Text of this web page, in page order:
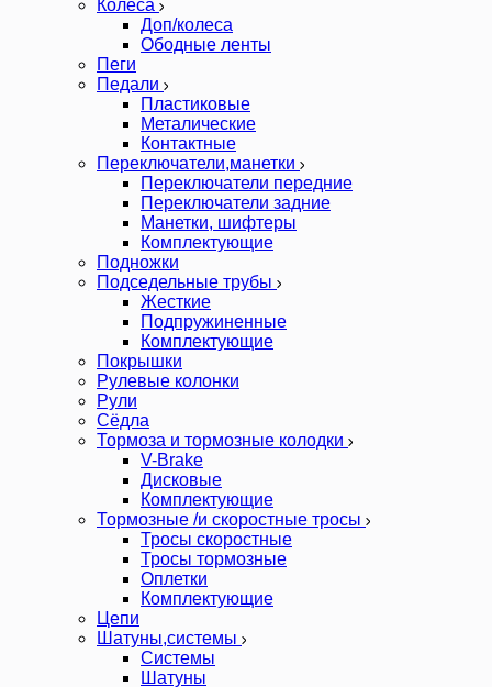
Колеса
Доп/колеса
Ободные ленты
Пеги
Педали
Пластиковые
Металические
Контактные
Переключатели,манетки
Переключатели передние
Переключатели задние
Манетки, шифтеры
Комплектующие
Подножки
Подседельные трубы
Жесткие
Подпружиненные
Комплектующие
Покрышки
Рулевые колонки
Рули
Сёдла
Тормоза и тормозные колодки
V-Brake
Дисковые
Комплектующие
Тормозные /и скоростные тросы
Тросы скоростные
Тросы тормозные
Оплетки
Комплектующие
Цепи
Шатуны,системы
Системы
Шатуны